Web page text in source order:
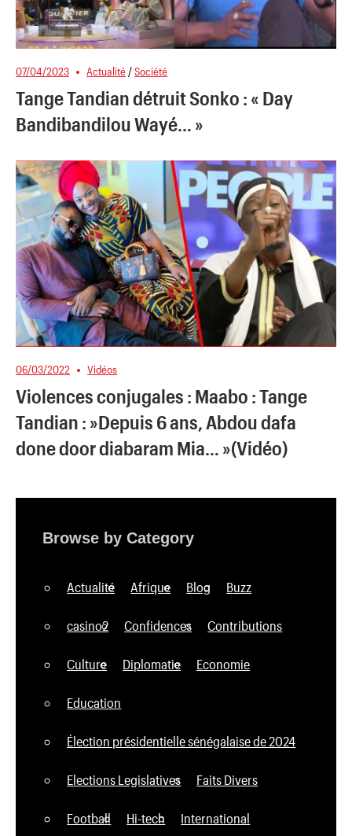
07/04/2023 Actualité /Société
Tange Tandian détruit Sonko : « Day
Bandibandilou Wayé… »
06/03/2022 Vidéos
Violences conjugales : Maabo : Tange
Tandian : »Depuis 6 ans, Abdou dafa
done door diabaram Mia… »(Vidéo)
Browse by Category
Actualité Afrique Blog Buzz
casino2 Confidences Contributions
Culture Diplomatie Economie
Education
Élection présidentielle sénégalaise de 2024
Elections Legislatives Faits Divers
Football Hi-tech International